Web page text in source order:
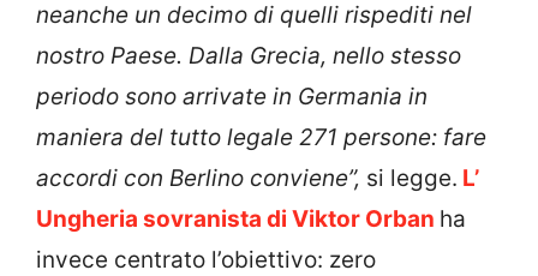
neanche un decimo di quelli rispediti nel
nostro Paese. Dalla Grecia, nello stesso
periodo sono arrivate in Germania in
maniera del tutto legale 271 persone: fare
accordi con Berlino conviene”, si legge. L’
Ungheria sovranista di Viktor Orban ha
invece centrato l’obiettivo: zero